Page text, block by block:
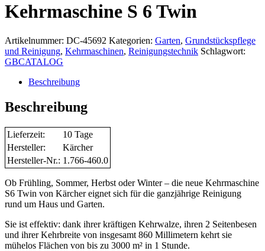
Kehrmaschine S 6 Twin
Artikelnummer: DC-45692 Kategorien: Garten, Grundstückspflege
und Reinigung, Kehrmaschinen, Reinigungstechnik Schlagwort:
GBCATALOG
Beschreibung
Beschreibung
Lieferzeit:
10 Tage
Hersteller:
Kärcher
Hersteller-Nr.: 1.766-460.0
Ob Frühling, Sommer, Herbst oder Winter – die neue Kehrmaschine
S6 Twin von Kärcher eignet sich für die ganzjährige Reinigung
rund um Haus und Garten.
Sie ist effektiv: dank ihrer kräftigen Kehrwalze, ihren 2 Seitenbesen
und ihrer Kehrbreite von insgesamt 860 Millimetern kehrt sie
mühelos Flächen von bis zu 3000 m² in 1 Stunde.